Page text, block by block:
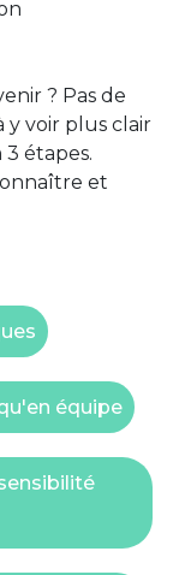
? Pas de
y voir plus clair
étapes.
et
équipe